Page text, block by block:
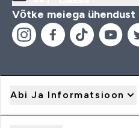
Võtke meiega ühendust
Abi Ja Informatsioon